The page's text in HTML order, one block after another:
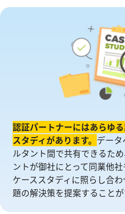
認証パートナーにはあらゆ
スタディがあります。 デー
ルタント間で共有できるた
ントが御社にとって同業他
ケーススタディに照らし合
題の解決策を提案することが